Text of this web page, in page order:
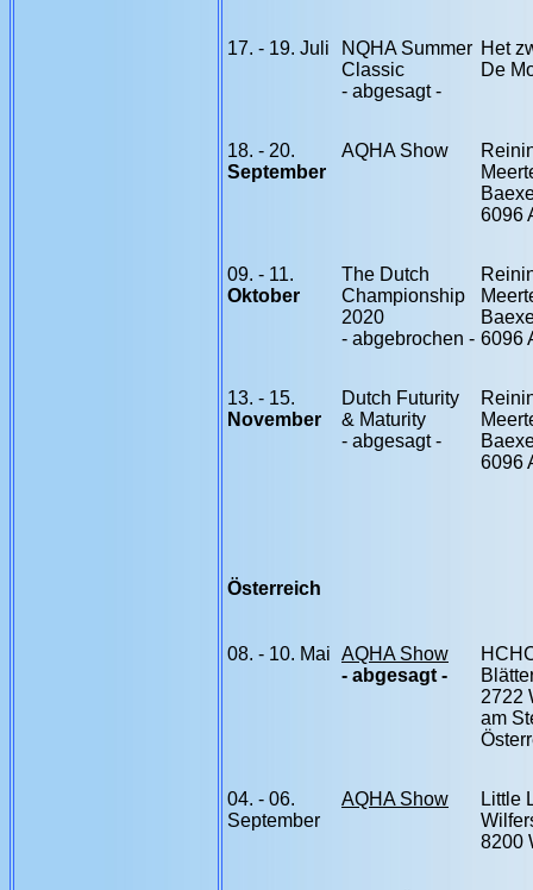
17. - 19. Juli
NQHA Summer
Classic
- abgesagt -
Het
De
18. - 20.
September
AQHA Show
6096
09. - 11.
Oktober
The Dutch
Championship
2020
- abgebrochen - 6096
13. - 15.
November
Dutch Futurity
& Maturity
- abgesagt -
6096
Österreich
08. - 10. Mai AQHA Show
- abgesagt -
2722
am
04. - 06.
September
AQHA Show
Little
8200